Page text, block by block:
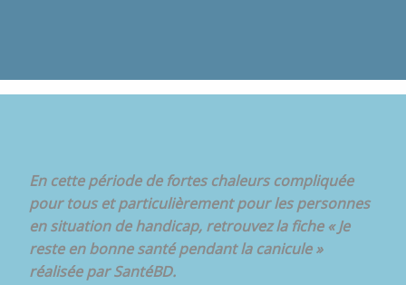
En cette période de fortes chaleurs compliquée
pour tous et particulièrement pour les personnes
en situation de handicap, retrouvez la fiche « Je
reste en bonne santé pendant la canicule »
réalisée par SantéBD.